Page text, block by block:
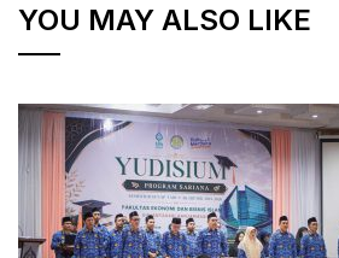
YOU MAY ALSO LIKE